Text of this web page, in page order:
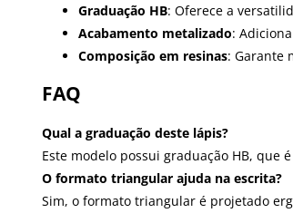
Graduação HB: Oferece a
Acabamento metalizado:
Composição em resinas: Garante
FAQ
Qual a graduação deste lápis?
Este modelo possui graduação HB,
O formato triangular ajuda na escrita?
Sim, o formato triangular é projetado